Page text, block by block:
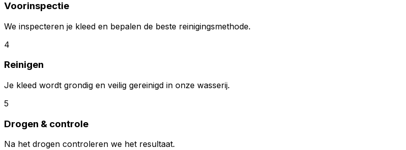
Voorinspectie
We inspecteren je kleed en bepalen de beste reinigingsmethode.
4
Reinigen
Je kleed wordt grondig en veilig gereinigd in onze wasserij.
5
Drogen & controle
Na het drogen controleren we het resultaat.